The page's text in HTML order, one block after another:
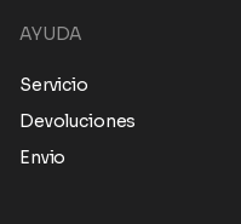
AYUDA
Servicio
Devoluciones
Envio